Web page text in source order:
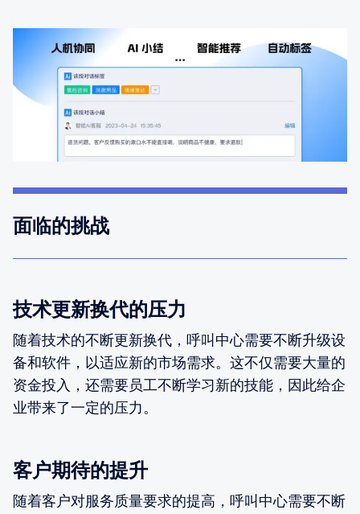
面临的挑战
技术更新换代的压力
随着技术的不断更新换代，呼叫中心需要不断升级设
备和软件，以适应新的市场需求。这不仅需要大量的
资金投入，还需要员工不断学习新的技能，因此给企
业带来了一定的压力。
客户期待的提升
随着客户对服务质量要求的提高，呼叫中心需要不断